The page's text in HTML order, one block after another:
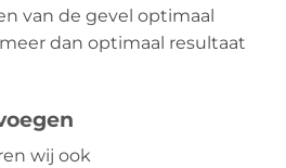
van de gevel optimaal
dan optimaal resultaat
wij ook